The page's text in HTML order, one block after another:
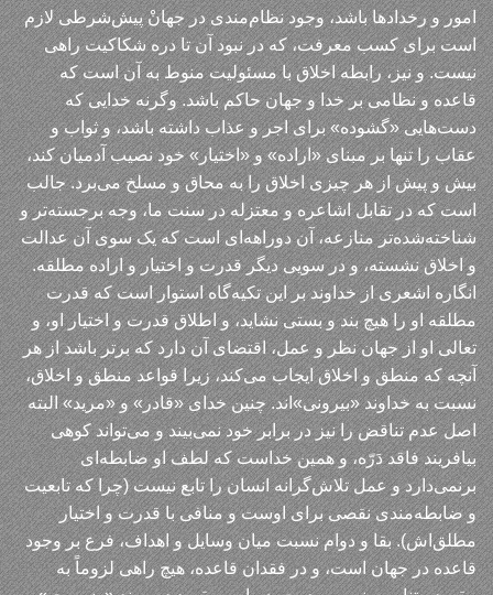
امور و رخدادها باشد، وجود نظام‌مندی در جهانْ پیش‌شرطی لازم
است برای کسب معرفت، که در نبود آن تا دره شکاکیت راهی
نیست. و نیز، رابطه اخلاق با مسئولیت منوط به آن است که
قاعده و نظامی بر خدا و جهان حاکم باشد. وگرنه خدایی که
دست‌هایی «گشوده» برای اجر و عذاب داشته باشد، و ثواب و
عقاب را تنها بر مبنای «اراده» و «اختیار» خود نصیب آدمیان کند،
بیش و پیش از هر چیزی اخلاق را به محاق و مسلخ می‌برد. جالب
است که در تقابل اشاعره و معتزله در سنت ما، وجه برجسته‌تر و
شناخته‌شده‌تر منازعه، آن دوراهه‌ای است که یک سوی آن عدالت
و اخلاق نشسته، و در سویی دیگر قدرت و اختیار و اراده مطلقه.
انگاره اشعری از خداوند بر این تکیه‌گاه استوار است که قدرت
مطلقه او را هیچ بند و بستی نشاید، و اطلاق قدرت و اختیار او، و
تعالی او از جهان نظر و عمل، اقتضای آن دارد که برتر باشد از هر
آنچه که منطق و اخلاق ایجاب می‌کند، زیرا قواعد منطق و اخلاق،
نسبت به خداوند «بیرونی»اند. چنین خدای «قادر» و «مرید» البته
اصل عدم تناقض را نیز در برابر خود نمی‌بیند و می‌تواند کوهی
بیافریند فاقد دَرّه، و همین خداست که لطف او ضابطه‌ای
برنمی‌دارد و عمل تلاش‌گرانه انسان را تابع نیست (چرا که تابعیت
و ضابطه‌مندی نقصی برای اوست و منافی با قدرت و اختیار
مطلق‌اش). بقا و دوام نسبت میان وسایل و اهداف، فرع بر وجود
قاعده در جهان است، و در فقدان قاعده، هیچ راهی لزوماً به